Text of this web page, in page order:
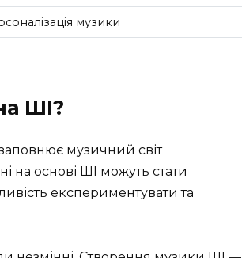
музики
ШІ?
музичний світ
на основі ШІ можуть стати
експериментувати та